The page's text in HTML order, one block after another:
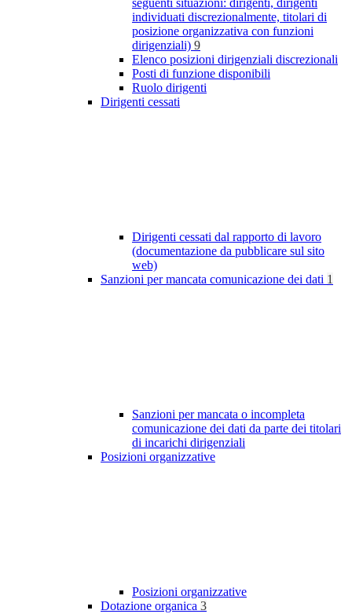
seguenti situazioni: dirigenti, dirigenti
individuati discrezionalmente, titolari di
posizione organizzativa con funzioni
dirigenziali) 9
Elenco posizioni dirigenziali discrezionali
Posti di funzione disponibili
Ruolo dirigenti
Dirigenti cessati
Dirigenti cessati dal rapporto di lavoro
(documentazione da pubblicare sul sito
web)
Sanzioni per mancata comunicazione dei dati 1
Sanzioni per mancata o incompleta
comunicazione dei dati da parte dei titolari
di incarichi dirigenziali
Posizioni organizzative
Posizioni organizzative
Dotazione organica 3